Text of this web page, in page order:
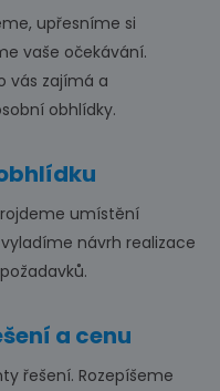
upřesníme si
vaše očekávání.
vás zajímá a
obhlídky.
umístění
návrh realizace
a cenu
řešení. Rozepíšeme